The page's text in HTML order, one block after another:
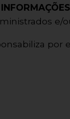
INFORMAÇÕES
e/
por